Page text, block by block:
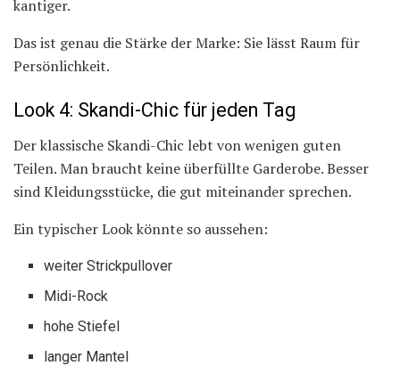
kantiger.
Das ist genau die Stärke der Marke: Sie lässt Raum für
Persönlichkeit.
Look 4: Skandi-Chic für jeden Tag
Der klassische Skandi-Chic lebt von wenigen guten
Teilen. Man braucht keine überfüllte Garderobe. Besser
sind Kleidungsstücke, die gut miteinander sprechen.
Ein typischer Look könnte so aussehen:
weiter Strickpullover
Midi-Rock
hohe Stiefel
langer Mantel